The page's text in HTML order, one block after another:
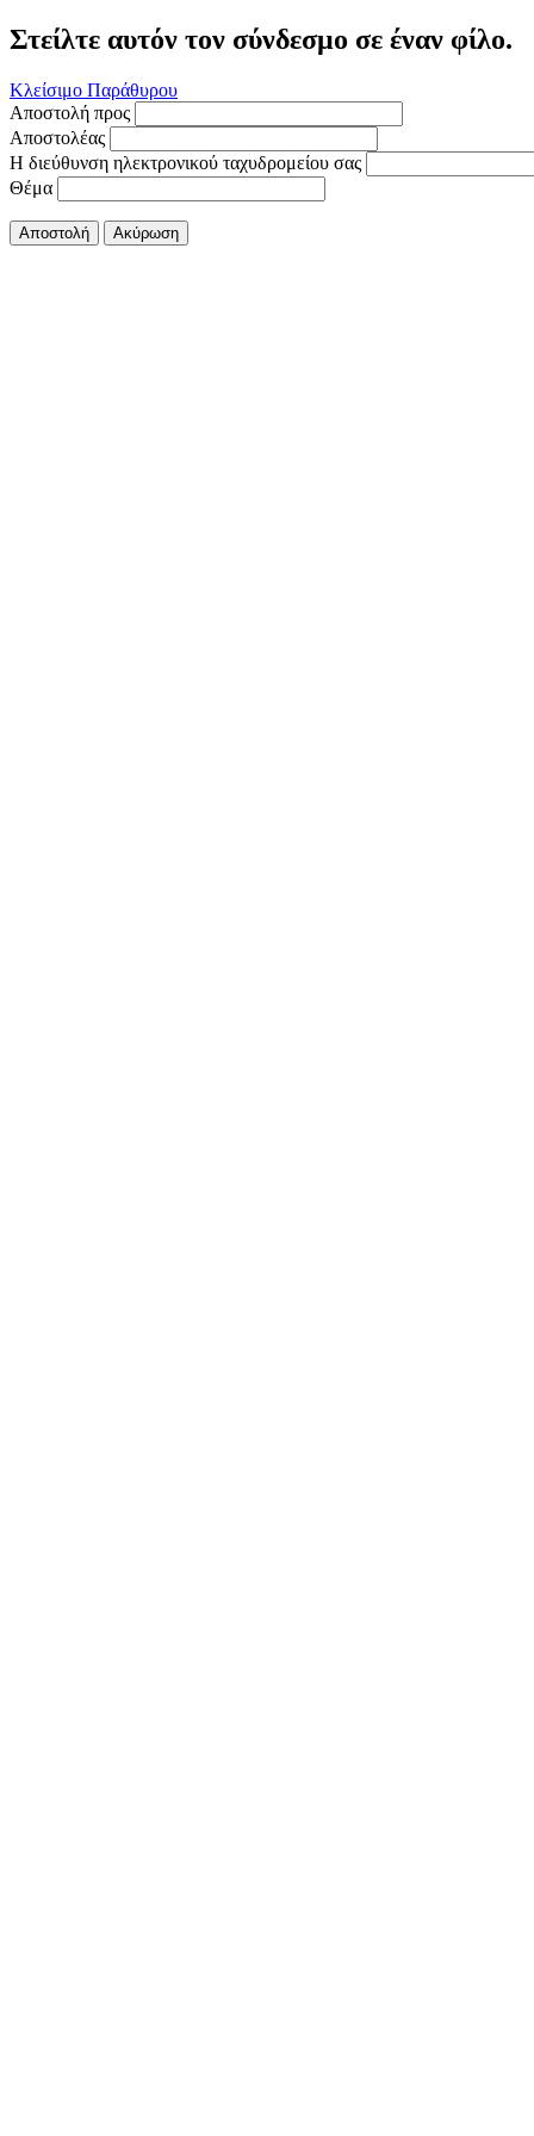
Στείλτε αυτόν τον σύνδεσμο σε έναν φίλο.
Κλείσιμο Παράθυρου
Αποστολή προς
Αποστολέας
Η διεύθυνση ηλεκτρονικού ταχυδρομείου σας
Θέμα
Αποστολή Ακύρωση